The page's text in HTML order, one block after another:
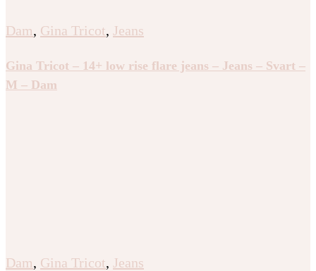
Dam, Gina Tricot, Jeans
Gina Tricot – 14+ low rise flare jeans – Jeans – Svart –
M – Dam
Dam, Gina Tricot, Jeans